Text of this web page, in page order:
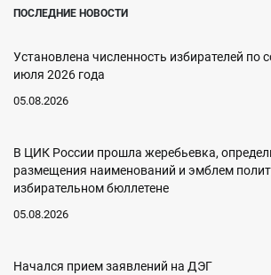
ПОСЛЕДНИЕ НОВОСТИ
Установлена численность избирателей по
июля 2026 года
05.08.2026
В ЦИК России прошла жеребьевка,
размещения наименований и эмблем
избирательном бюллетене
05.08.2026
Начался прием заявлений на ДЭГ